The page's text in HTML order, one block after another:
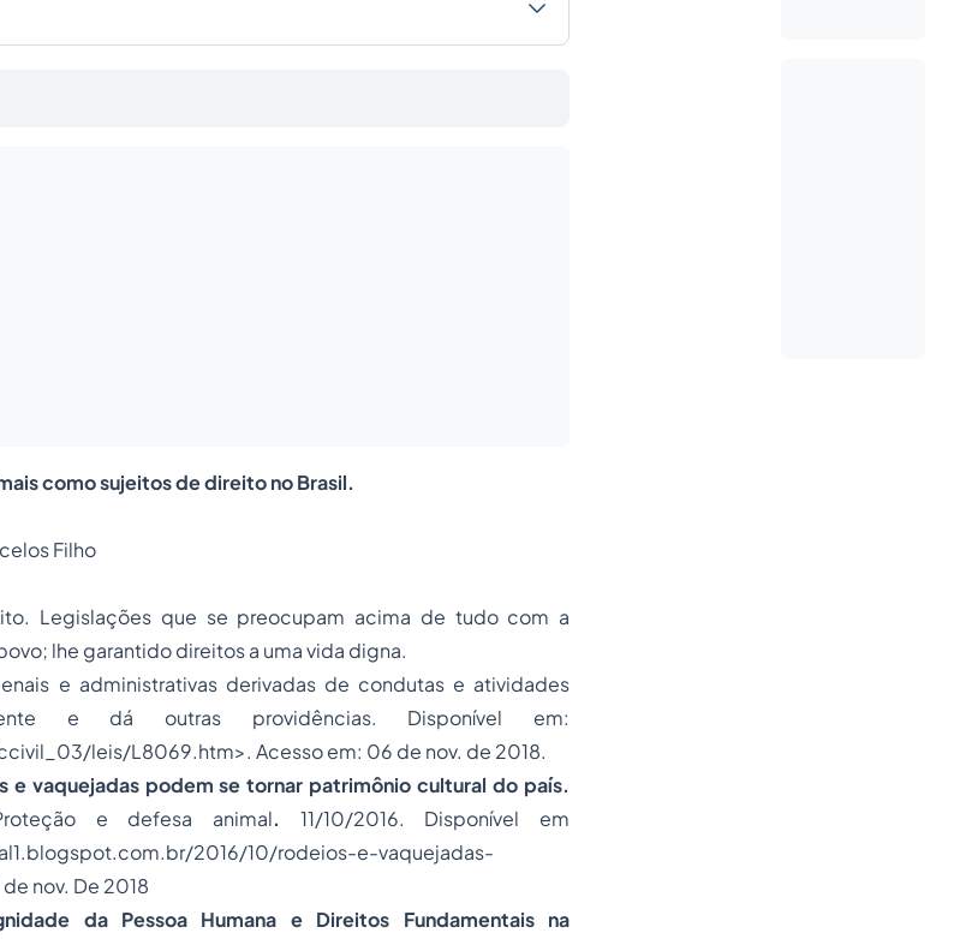
como sujeitos de direito no Brasil.
Filho
Legislações que se preocupam acima de tudo com a
lhe garantido direitos a uma vida digna.
e administrativas derivadas de condutas e atividades
e dá outras providências. Disponível em:
leis/L8069.htm>. Acesso em: 06 de nov. de 2018.
e vaquejadas podem se tornar patrimônio cultural do país.
e defesa animal. 11/10/2016. Disponível em
2016/10/rodeios-e-vaquejadas-
nov. De 2018
da Pessoa Humana e Direitos Fundamentais na